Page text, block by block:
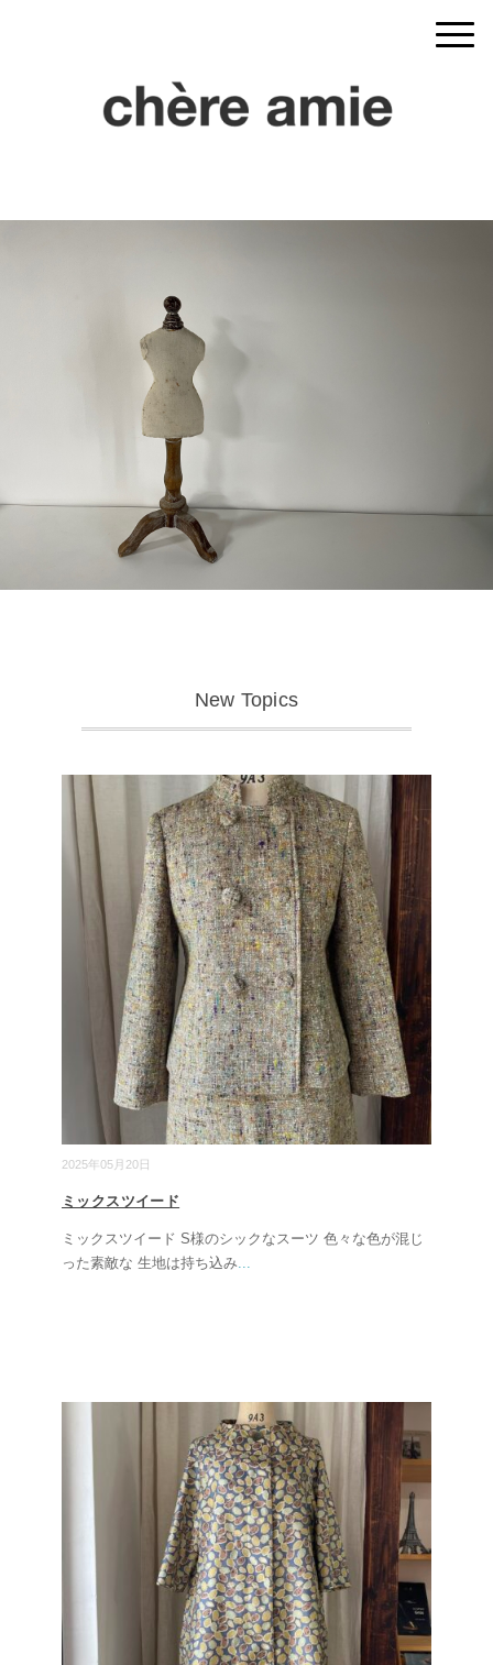
New Topics
2025年05月20日
ミックスツイード
ミックスツイード S様のシックなスーツ 色々な色が混じ
った素敵な 生地は持ち込み...